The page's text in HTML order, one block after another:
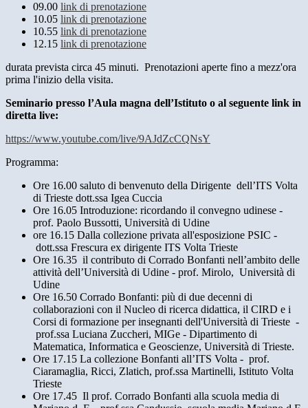
09.00 link di prenotazione
10.05 link di prenotazione
10.55 link di prenotazione
12.15 link di prenotazione
durata prevista circa 45 minuti. Prenotazioni aperte fino a mezz'ora
prima l'inizio della visita.
Seminario presso l’Aula magna dell’Istituto o al seguente link in
diretta live:
https://www.youtube.com/live/9AJdZcCQNsY
Programma:
Ore 16.00 saluto di benvenuto della Dirigente dell’ITS Volta
di Trieste dott.ssa Igea Cuccia
Ore 16.05 Introduzione: ricordando il convegno udinese -
prof. Paolo Bussotti, Università di Udine
ore 16.15 Dalla collezione privata all'esposizione PSIC -
dott.ssa Frescura ex dirigente ITS Volta Trieste
Ore 16.35 il contributo di Corrado Bonfanti nell’ambito delle
attività dell’Università di Udine - prof. Mirolo, Università di
Udine
Ore 16.50 Corrado Bonfanti: più di due decenni di
collaborazioni con il Nucleo di ricerca didattica, il CIRD e i
Corsi di formazione per insegnanti dell'Università di Trieste -
prof.ssa Luciana Zuccheri, MIGe - Dipartimento di
Matematica, Informatica e Geoscienze, Università di Trieste.
Ore 17.15 La collezione Bonfanti all’ITS Volta - prof.
Ciaramaglia, Ricci, Zlatich, prof.ssa Martinelli, Istituto Volta
Trieste
Ore 17.45 Il prof. Corrado Bonfanti alla scuola media di